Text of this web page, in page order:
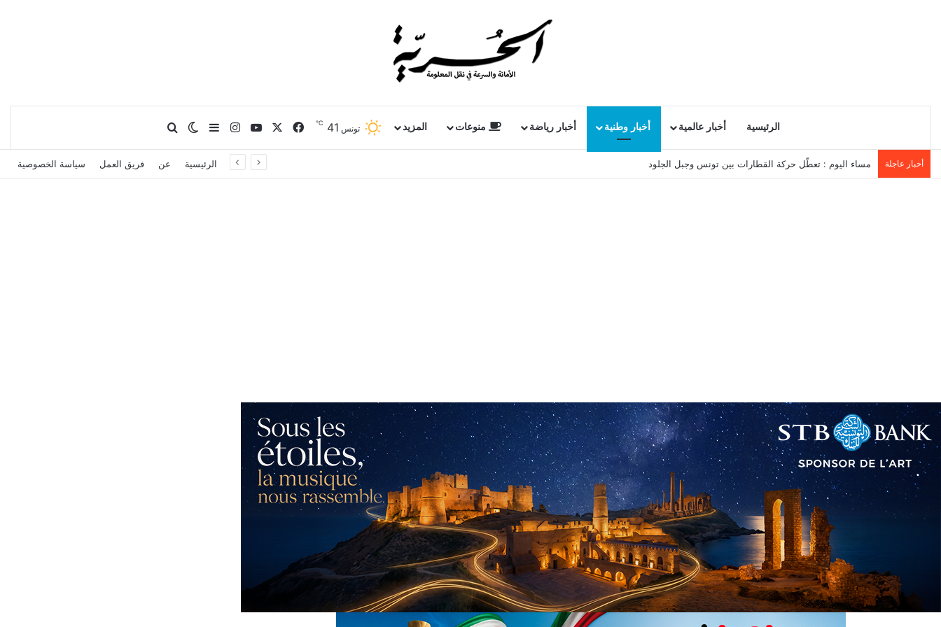
الرئيسية أخبار عالمية أخبار وطنية أخبار رياضة منوعات المزيد تونس 41
℃ فيسبوك يوتيوبانستقرامإضافة عمود جانبي
الوضع المظلم
بحث عن
أخبار عاجلة توضيح رسمي بشأن سلامة مياه محطة التحلية بسوسة الرئيسية عن فريق العمل سياسة الخصوصية